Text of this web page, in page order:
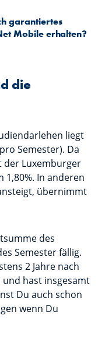
garantiertes
Mobile erhalten?
die
liegt
Semester). Da
der Luxemburger
1,80%. In anderen
übernimmt
des
Semester fällig.
2 Jahre nach
und hast insgesamt
Du auch schon
wenn Du